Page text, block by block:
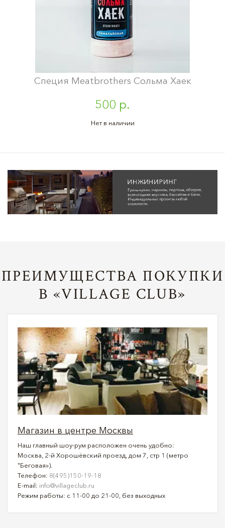
Специя Meatbrothers Сольма Хаек
500 р.
Нет в наличии
ПРЕИМУЩЕСТВА ПОКУПКИ
В «VILLAGE CLUB»
Магазин в центре Москвы
Наш главный шоу-рум расположен очень удобно:
Москва, 2-й Хорошёвский проезд, дом 7, стр 1 (метро
"Беговая»).
Телефон: 8(495)150-19-18
E-mail: info@villageclub.ru
Режим работы: с 11-00 до 21-00, без выходных